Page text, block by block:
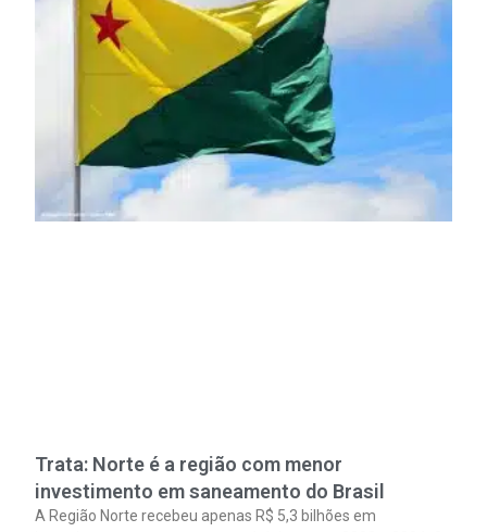
Trata: Norte é a região com menor
investimento em saneamento do Brasil
A Região Norte recebeu apenas R$ 5,3 bilhões em